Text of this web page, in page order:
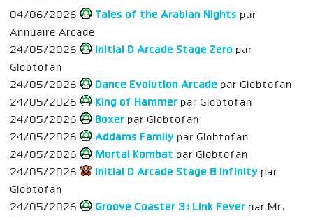
04/06/2026 Tales of the Arabian Nights par
Annuaire Arcade
24/05/2026
Initial D Arcade Stage Zero par
Globtofan
24/05/2026
Dance Evolution Arcade par Globtofan
24/05/2026
King of Hammer par Globtofan
24/05/2026
Boxer par Globtofan
24/05/2026
Addams Family par Globtofan
24/05/2026
Mortal Kombat par Globtofan
24/05/2026
Initial D Arcade Stage 8 Infinity par
Globtofan
24/05/2026
Groove Coaster 3: Link Fever par Mr.